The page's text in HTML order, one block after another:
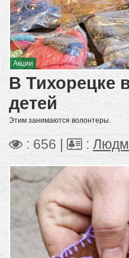
Акции
В Тихорецке
детей
Этим занимаются волонтеры.
: 656 | :